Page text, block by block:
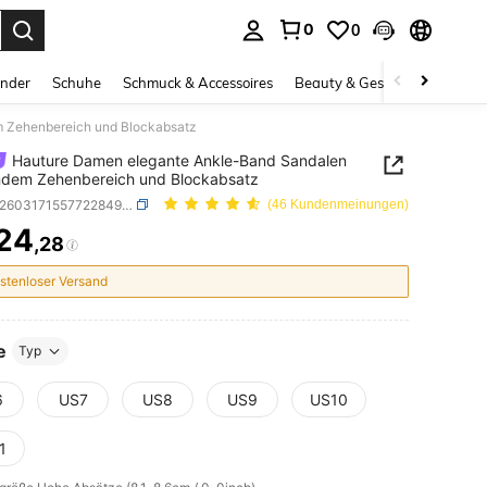
0 0
Schuhe Schmuck & Accessoires Beauty & Gesundheit
Zehenbereich und Blockabsatz
Hauture Damen elegante Ankle-Band Sandalen
Zehenbereich und Blockabsatz
SKU: sx260317155772284945872 (46 Kundenmeinungen)
AND AVAILABILITY
,28
Versand
Typ
US7 US8 US9 US10